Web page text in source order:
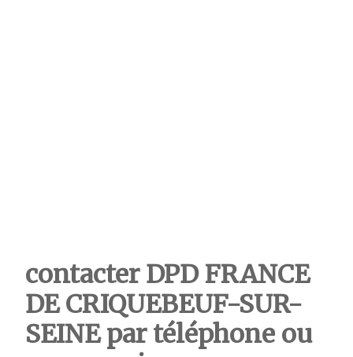
contacter DPD FRANCE
DE CRIQUEBEUF-SUR-
SEINE par téléphone ou